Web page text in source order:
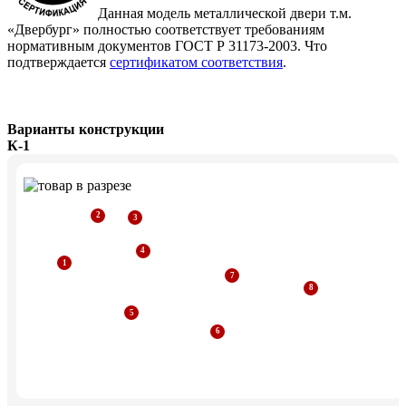
Данная модель металлической двери т.м.
«Двербург» полностью соответствует требованиям
нормативным документов ГОСТ Р 31173-2003. Что
подтверждается сертификатом соответствия.
Варианты конструкции
К-1